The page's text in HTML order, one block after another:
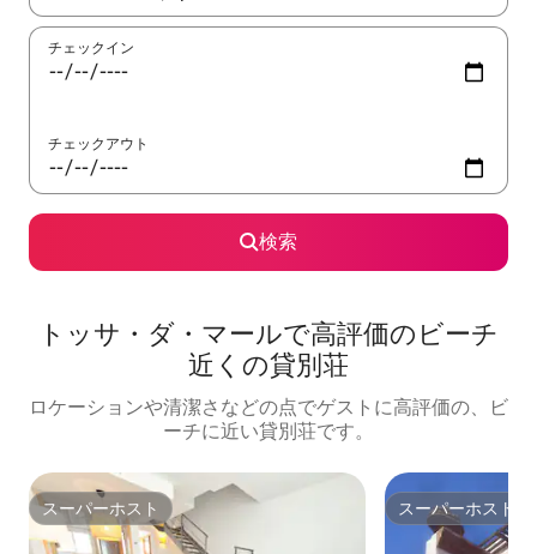
チェックイン
チェックアウト
検索
トッサ・ダ・マールで高評価のビーチ
近くの貸別荘
ロケーションや清潔さなどの点でゲストに高評価の、ビ
ーチに近い貸別荘です。
スーパーホスト
スーパーホスト スーパーホスト
スーパーホスト